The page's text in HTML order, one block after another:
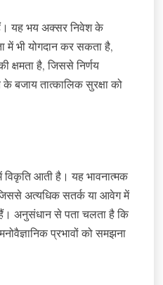
हैं। यह भय अक्सर निवेश के
में भी योगदान कर सकता है,
क्षमता है, जिससे निर्णय
के बजाय तात्कालिक सुरक्षा को
आती है। यह भावनात्मक
अत्यधिक सतर्क या आवेग में
अनुसंधान से पता चलता है कि
प्रभावों को समझना